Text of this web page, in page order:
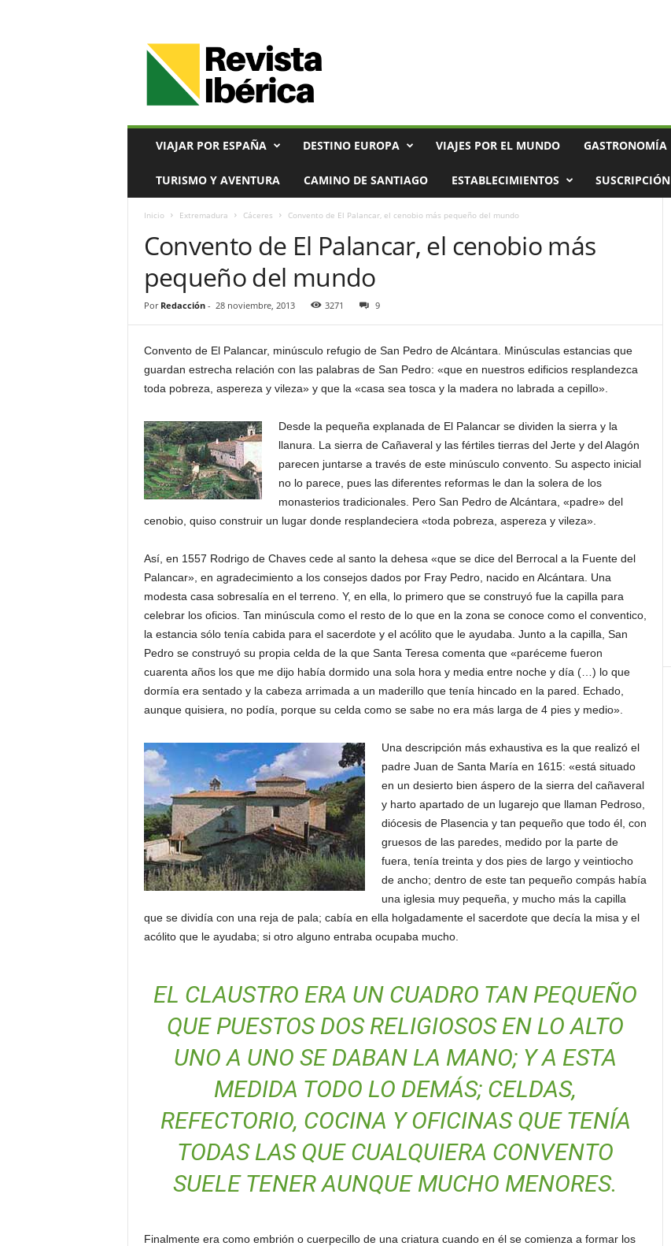
VIAJAR POR ESPAÑA DESTINO EUROPA VIAJES POR EL MUNDO GASTRONOMÍA
TURISMO Y AVENTURA CAMINO DE SANTIAGO ESTABLECIMIENTOS SUSCRIPCIÓN
Inicio Extremadura Cáceres Convento de El Palancar, el cenobio más pequeño del mundo
Convento de El Palancar, el cenobio más
pequeño del mundo
Por Redacción- 28 noviembre, 2013 3271 9
Convento de El Palancar, minúsculo refugio de San Pedro de Alcántara. Minúsculas estancias que
guardan estrecha relación con las palabras de San Pedro: «que en nuestros edificios resplandezca
toda pobreza, aspereza y vileza» y que la «casa sea tosca y la madera no labrada a cepillo».
Desde la pequeña explanada de El Palancar se dividen la sierra y la
llanura. La sierra de Cañaveral y las fértiles tierras del Jerte y del Alagón
parecen juntarse a través de este minúsculo convento. Su aspecto inicial
no lo parece, pues las diferentes reformas le dan la solera de los
monasterios tradicionales. Pero San Pedro de Alcántara, «padre» del
cenobio, quiso construir un lugar donde resplandeciera «toda pobreza, aspereza y vileza».
Así, en 1557 Rodrigo de Chaves cede al santo la dehesa «que se dice del Berrocal a la Fuente del
Palancar», en agradecimiento a los consejos dados por Fray Pedro, nacido en Alcántara. Una
modesta casa sobresalía en el terreno. Y, en ella, lo primero que se construyó fue la capilla para
celebrar los oficios. Tan minúscula como el resto de lo que en la zona se conoce como el conventico,
la estancia sólo tenía cabida para el sacerdote y el acólito que le ayudaba. Junto a la capilla, San
Pedro se construyó su propia celda de la que Santa Teresa comenta que «paréceme fueron
cuarenta años los que me dijo había dormido una sola hora y media entre noche y día (…) lo que
dormía era sentado y la cabeza arrimada a un maderillo que tenía hincado en la pared. Echado,
aunque quisiera, no podía, porque su celda como se sabe no era más larga de 4 pies y medio».
Una descripción más exhaustiva es la que realizó el
padre Juan de Santa María en 1615: «está situado
en un desierto bien áspero de la sierra del cañaveral
y harto apartado de un lugarejo que llaman Pedroso,
diócesis de Plasencia y tan pequeño que todo él, con
gruesos de las paredes, medido por la parte de
fuera, tenía treinta y dos pies de largo y veintiocho
de ancho; dentro de este tan pequeño compás había
una iglesia muy pequeña, y mucho más la capilla
que se dividía con una reja de pala; cabía en ella holgadamente el sacerdote que decía la misa y el
acólito que le ayudaba; si otro alguno entraba ocupaba mucho.
EL CLAUSTRO ERA UN CUADRO TAN PEQUEÑO
QUE PUESTOS DOS RELIGIOSOS EN LO ALTO
UNO A UNO SE DABAN LA MANO; Y A ESTA
MEDIDA TODO LO DEMÁS; CELDAS,
REFECTORIO, COCINA Y OFICINAS QUE TENÍA
TODAS LAS QUE CUALQUIERA CONVENTO
SUELE TENER AUNQUE MUCHO MENORES.
Finalmente era como embrión o cuerpecillo de una criatura cuando en él se comienza a formar los